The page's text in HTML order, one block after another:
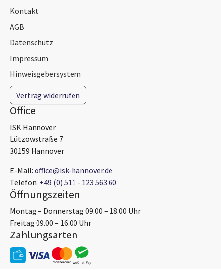
Kontakt
AGB
Datenschutz
Impressum
Hinweisgebersystem
Vertrag widerrufen
Office
ISK Hannover
Lützowstraße 7
30159 Hannover
E-Mail: office@isk-hannover.de
Telefon: +49 (0) 511 - 123 563 60
Öffnungszeiten
Montag – Donnerstag 09.00 – 18.00 Uhr
Freitag 09.00 – 16.00 Uhr
Zahlungsarten